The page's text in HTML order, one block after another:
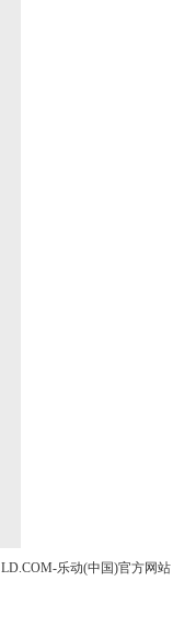
LD.COM-乐动(中国)官方网站